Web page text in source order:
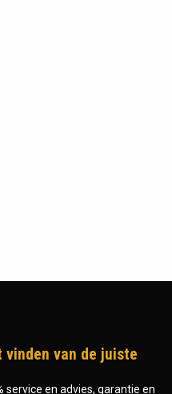
vinden van de juiste
service en advies, garantie en